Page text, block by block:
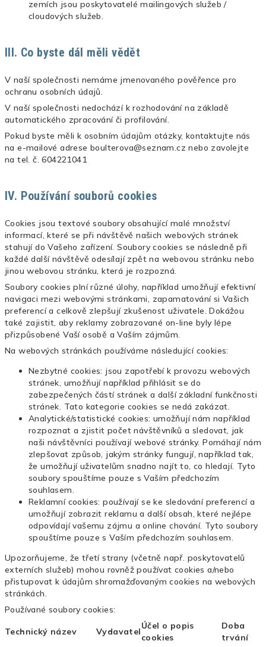
zemích jsou poskytovatelé mailingových služeb /
cloudových služeb.
III. Co byste dál měli vědět
V naší společnosti nemáme jmenovaného pověřence pro
ochranu osobních údajů.
V naší společnosti nedochází k rozhodování na základě
automatického zpracování či profilování.
Pokud byste měli k osobním údajům otázky, kontaktujte nás
na e-mailové adrese boulterova@seznam.cz nebo zavolejte
na tel. č. 604221041
IV. Používání souborů cookies
Cookies jsou textové soubory obsahující malé množství
informací, které se při návštěvě našich webových stránek
stahují do Vašeho zařízení. Soubory cookies se následně při
každé další návštěvě odesílají zpět na webovou stránku nebo
jinou webovou stránku, která je rozpozná.
Soubory cookies plní různé úlohy, například umožňují efektivní
navigaci mezi webovými stránkami, zapamatování si Vašich
preferencí a celkově zlepšují zkušenost uživatele. Dokážou
také zajistit, aby reklamy zobrazované on-line byly lépe
přizpůsobené Vaší osobě a Vaším zájmům.
Na webových stránkách používáme následující cookies:
Nezbytné cookies: jsou zapotřebí k provozu webových
stránek, umožňují například přihlásit se do
zabezpečených částí stránek a další základní funkčnosti
stránek. Tato kategorie cookies se nedá zakázat.
Analytické/statistické cookies: umožňují nám například
rozpoznat a zjistit počet návštěvníků a sledovat, jak
naši návštěvníci používají webové stránky. Pomáhají nám
zlepšovat způsob, jakým stránky fungují, například tak,
že umožňují uživatelům snadno najít to, co hledají. Tyto
soubory spouštíme pouze s Vaším předchozím
souhlasem.
Reklamní cookies: používají se ke sledování preferencí a
umožňují zobrazit reklamu a další obsah, které nejlépe
odpovídají vašemu zájmu a online chování. Tyto soubory
spouštíme pouze s Vaším předchozím souhlasem.
Upozorňujeme, že třetí strany (včetně např. poskytovatelů
externích služeb) mohou rovněž používat cookies a/nebo
přistupovat k údajům shromažďovaným cookies na webových
stránkách.
Používané soubory cookies:
Technický název Vydavatel
Účel o popis
cookies
Doba
trvání